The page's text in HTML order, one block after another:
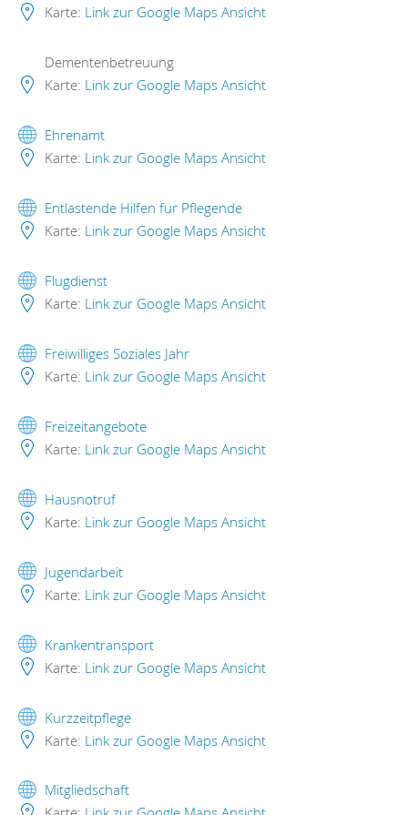
Karte: Link zur Google Maps Ansicht
Dementenbetreuung
Karte: Link zur Google Maps Ansicht
Ehrenamt
Karte: Link zur Google Maps Ansicht
Entlastende Hilfen für Pflegende
Karte: Link zur Google Maps Ansicht
Flugdienst
Karte: Link zur Google Maps Ansicht
Freiwilliges Soziales Jahr
Karte: Link zur Google Maps Ansicht
Freizeitangebote
Karte: Link zur Google Maps Ansicht
Hausnotruf
Karte: Link zur Google Maps Ansicht
Jugendarbeit
Karte: Link zur Google Maps Ansicht
Krankentransport
Karte: Link zur Google Maps Ansicht
Kurzzeitpflege
Karte: Link zur Google Maps Ansicht
Mitgliedschaft